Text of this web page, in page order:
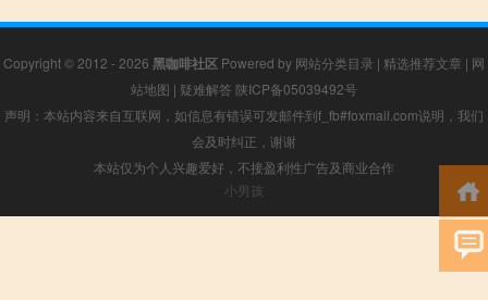
Copyright © 2012 - 2026 黑咖啡社区 Powered by 网站分类目录 | 精选推荐文章 | 网
站地图 | 疑难解答 陕ICP备05039492号
声明：本站内容来自互联网，如信息有错误可发邮件到f_fb#foxmail.com说明，我们
会及时纠正，谢谢
本站仅为个人兴趣爱好，不接盈利性广告及商业合作
小男孩